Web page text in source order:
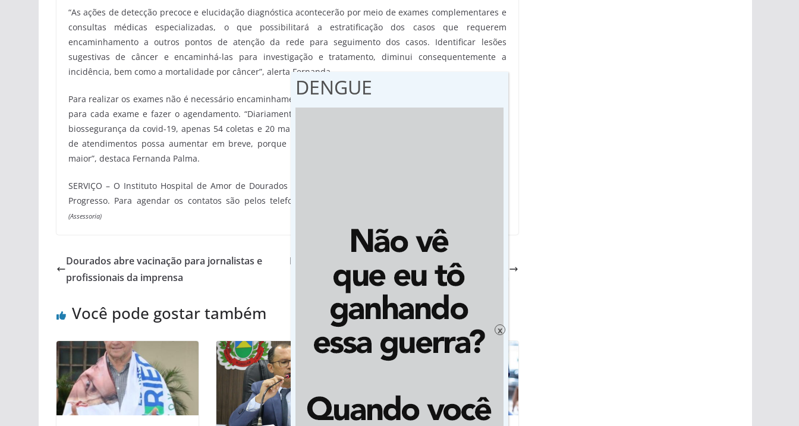
“As ações de detecção precoce e elucidação diagnóstica acontecerão por meio de exames complementares e
consultas médicas especializadas, o que possibilitará a estratificação dos casos que requerem
encaminhamento a outros pontos de atenção da rede para seguimento dos casos. Identificar lesões
sugestivas de câncer e encaminhá-las para investigação e tratamento, diminui consequentemente a
incidência, bem como a mortalidade por câncer”, alerta Fernanda.
Para realizar os exames não é necessário encaminhamento médico, basta estar na faixa etária recomendada
para cada exame e fazer o agendamento. “Diariamente estão sendo efetuados, por conta do protocolo de
biossegurança da covid-19, apenas 54 coletas e 20 mamografias, no entanto, a expectativa é que o número
de atendimentos possa aumentar em breve, porque o espaço tem capacidade para realizar um número
maior”, destaca Fernanda Palma.
SERVIÇO – O Instituto Hospital de Amor de Dourados fica na Rua Izzat Bussuan, nº 1.795, sala 14, na Vila
Progresso. Para agendar os contatos são pelos telefones: fixo 3410-6600 ou pelo whatsApp 99611-0371.
(Assessoria)
Dourados abre vacinação para jornalistas e
profissionais da imprensa
Programa ‘Cassems Itinerante’ leva atendimento
em Psiquiatria até Ponta Porã
Você pode gostar também
DENGUE
x